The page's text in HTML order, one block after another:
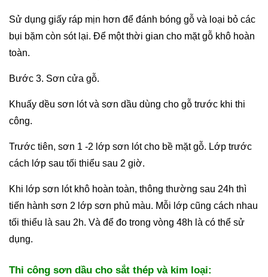
Sử dụng giấy ráp mịn hơn để đánh bóng gỗ và loại bỏ các
bụi bặm còn sót lại. Để một thời gian cho mặt gỗ khô hoàn
toàn.
Bước 3. Sơn cửa gỗ.
Khuấy dều sơn lót và sơn dầu dùng cho gỗ trước khi thi
công.
Trước tiên, sơn 1 -2 lớp sơn lót cho bề mặt gỗ. Lớp trước
cách lớp sau tối thiểu sau 2 giờ.
Khi lớp sơn lót khô hoàn toàn, thông thường sau 24h thì
tiến hành sơn 2 lớp sơn phủ màu. Mỗi lớp cũng cách nhau
tối thiểu là sau 2h. Và để đo trong vòng 48h là có thể sử
dụng.
Thi công sơn dầu cho sắt thép và kim loại: